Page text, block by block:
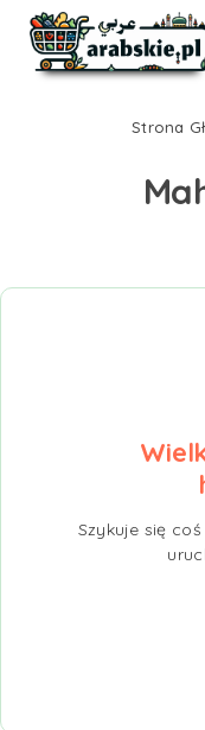
Strona
Szykuje się